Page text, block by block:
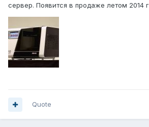
сервер. Появится в продаже летом 2014
Quote